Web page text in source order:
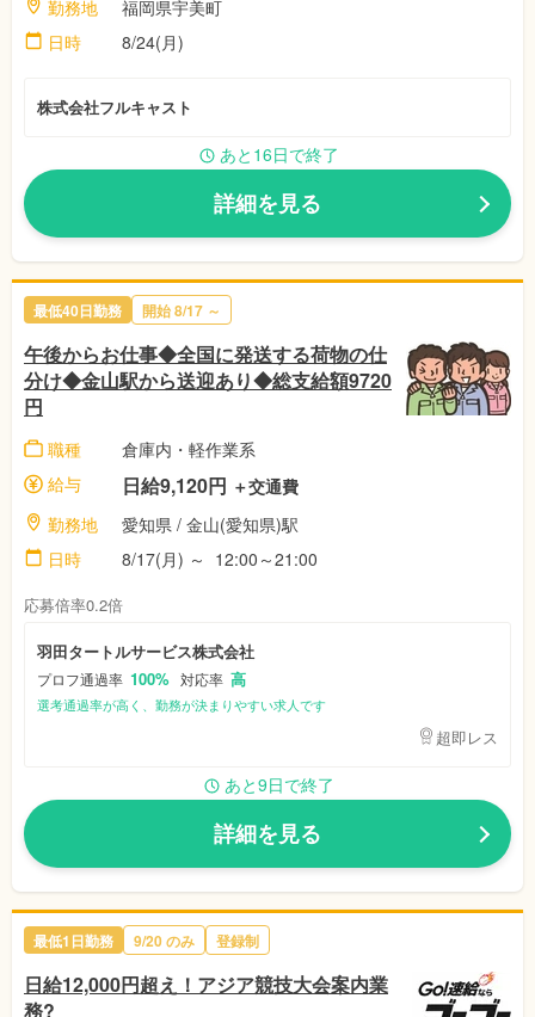
勤務地
福岡県宇美町
日時
8/24(月)
株式会社フルキャスト
あと16日で終了
詳細を見る
最低40日勤務 開始8/17 ～
午後からお仕事◆全国に発送する荷物の仕
分け◆金山駅から送迎あり◆総支給額9720
円
職種
倉庫内・軽作業系
給与
日給9,120円 ＋交通費
勤務地
愛知県 / 金山(愛知県)駅
日時
8/17(月) ～ 12:00～21:00
応募倍率0.2倍
羽田タートルサービス株式会社
プロフ通過率 100% 対応率 高
選考通過率が高く、勤務が決まりやすい求人です
超即レス
あと9日で終了
詳細を見る
最低1日勤務 9/20のみ 登録制
日給12,000円超え！アジア競技大会案内業
務?